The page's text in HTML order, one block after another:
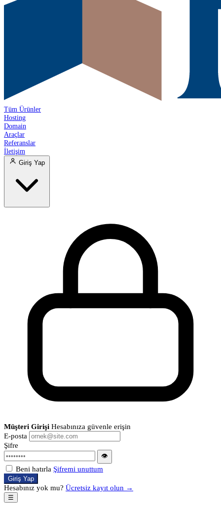
Tüm Ürünler
Hosting
Domain
Araçlar
Referanslar
İletişim
Giriş Yap
Müşteri Girişi Hesabınıza güvenle erişin
E-posta
Şifre
👁
Beni hatırla Şifremi unuttum
Giriş Yap
Hesabınız yok mu? Ücretsiz kayıt olun →
☰